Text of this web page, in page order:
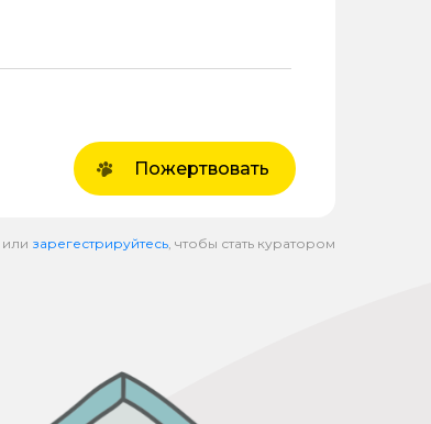
Пожертвовать
или зарегестрируйтесь , чтобы стать куратором